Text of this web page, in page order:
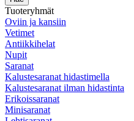
Tuoteryhmät
Oviin ja kansiin
Vetimet
Antiikkihelat
Nupit
Saranat
Kalustesaranat hidastimella
Kalustesaranat ilman hidastinta
Erikoissaranat
Minisaranat